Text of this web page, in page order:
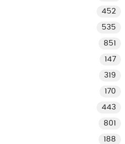
452
535
851
147
319
170
443
801
188